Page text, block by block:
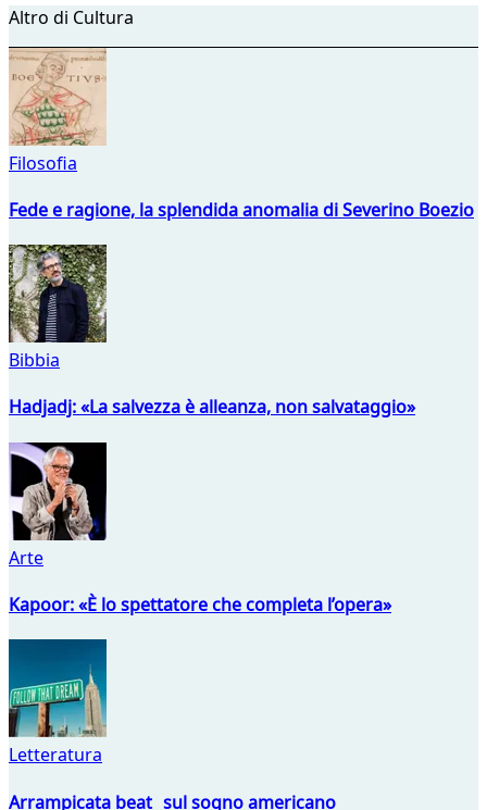
Altro di Cultura
Filosofia
Fede e ragione, la splendida anomalia di Severino Boezio
Bibbia
Hadjadj: «La salvezza è alleanza, non salvataggio»
Arte
Kapoor: «È lo spettatore che completa l’opera»
Letteratura
Arrampicata beat sul sogno americano